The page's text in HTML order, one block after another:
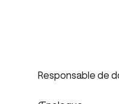
Responsable de